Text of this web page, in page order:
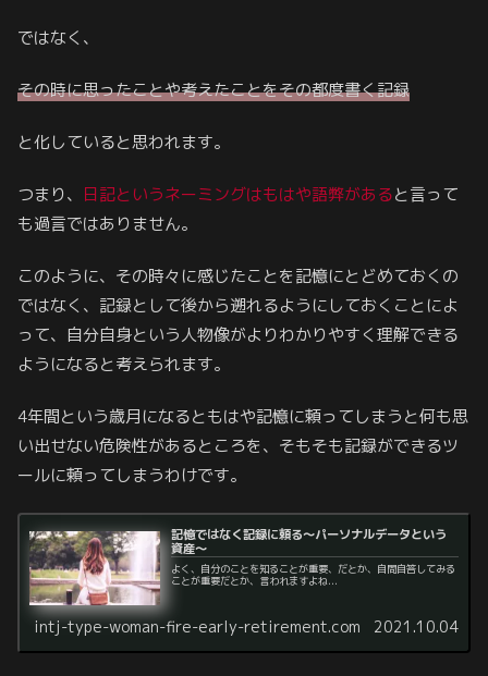
ではなく、
その時に思ったことや考えたことをその都度書く記録
と化していると思われます。
つまり、 日記というネーミングはもはや語弊があると言って
も過言ではありません。
このように、その時々に感じたことを記憶にとどめておくの
ではなく、記録として後から遡れるようにしておくことによ
って、自分自身という人物像がよりわかりやすく理解できる
ようになると考えられます。
4年間という歳月になるともはや記憶に頼ってしまうと何も思
い出せない危険性があるところを、そもそも記録ができるツ
ールに頼ってしまうわけです。
記憶ではなく記録に頼る～パーソナルデータという
資産～
よく、自分のことを知ることが重要、だとか、自問自答してみる
ことが重要だとか、言われますよね...
intj-type-woman-fire-early-retirement.com 2021.10.04